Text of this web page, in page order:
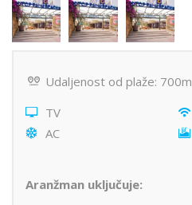
Udaljenost od plaže: 700m
TV
AC
Aranžman uključuje: